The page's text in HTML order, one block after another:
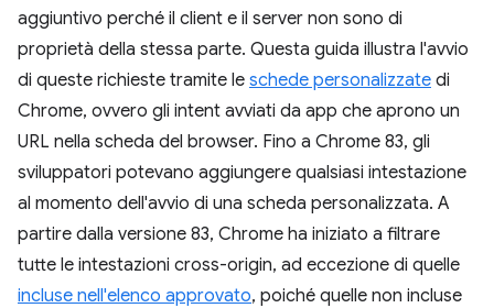
aggiuntivo perché il client e il server non sono di
proprietà della stessa parte. Questa guida illustra l'avvio
di queste richieste tramite le schede personalizzate di
Chrome, ovvero gli intent avviati da app che aprono un
URL nella scheda del browser. Fino a Chrome 83, gli
sviluppatori potevano aggiungere qualsiasi intestazione
al momento dell'avvio di una scheda personalizzata. A
partire dalla versione 83, Chrome ha iniziato a filtrare
tutte le intestazioni cross-origin, ad eccezione di quelle
incluse nell'elenco approvato, poiché quelle non incluse